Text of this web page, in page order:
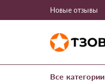
Новые отзывы
Все категории